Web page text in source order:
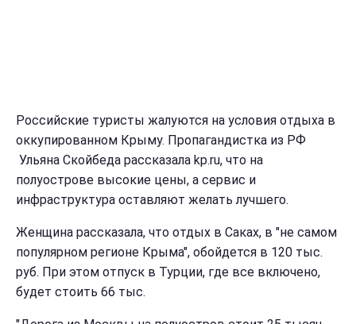
Российские туристы жалуются на условия отдыха в
оккупированном Крыму. Пропагандистка из РФ
Ульяна Скойбеда рассказала kp.ru, что на
полуострове высокие цены, а сервис и
инфраструктура оставляют желать лучшего.
Женщина рассказала, что отдых в Саках, в "не самом
популярном регионе Крыма", обойдется в 120 тыс.
руб. При этом отпуск в Турции, где все включено,
будет стоить 66 тыс.